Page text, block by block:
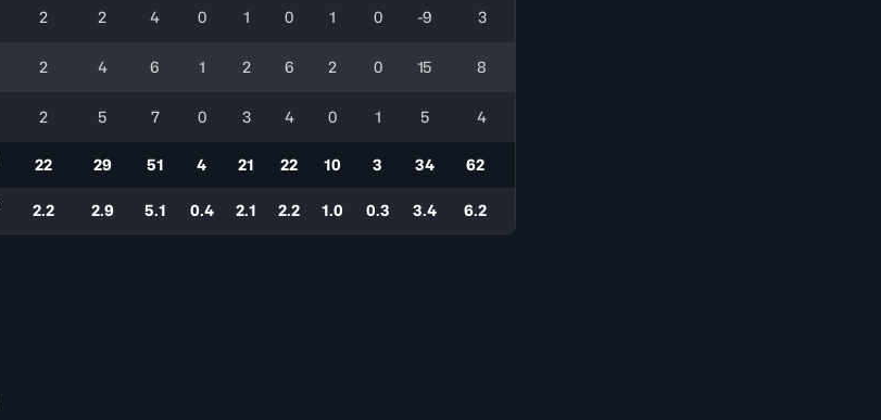
2 2 4 0 1 0 1 0 -9 3
2 4 6 1 2 6 2 0 15 8
2 5 7 0 3 4 0 1 5 4
22 29 51 4 21 22 10 3 34 62
2.2 2.9 5.1 0.4 2.1 2.2 1.0 0.3 3.4 6.2